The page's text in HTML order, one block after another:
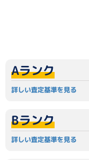
詳しい査定基準を見る
Aランク
詳しい査定基準を見る
Bランク